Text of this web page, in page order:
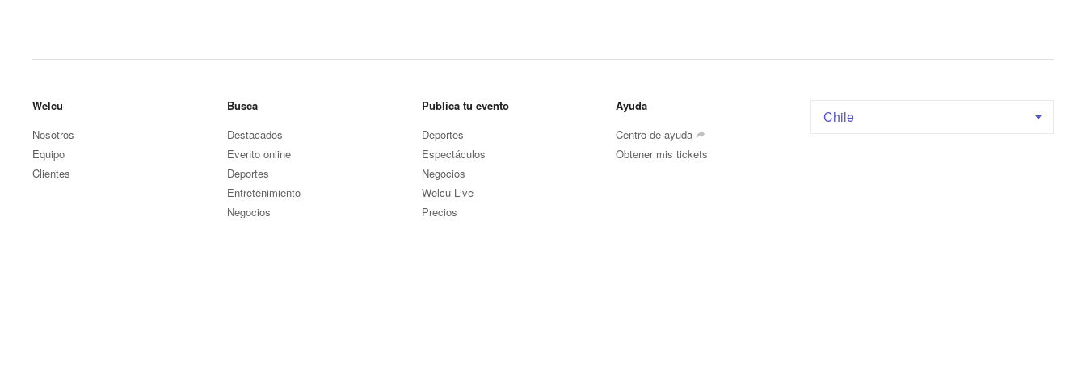
Welcu
Nosotros
Equipo
Clientes
Busca
Destacados
Evento online
Deportes
Entretenimiento
Negocios
Publica tu evento
Deportes
Espectáculos
Negocios
Welcu Live
Precios
Ayuda
Centro de ayuda
Obtener mis tickets
Chile